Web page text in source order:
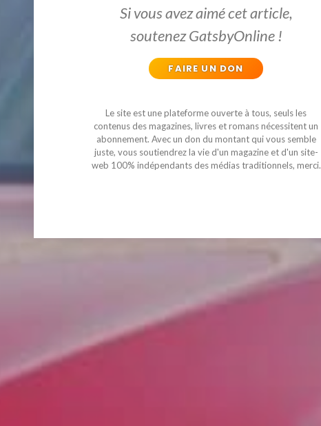
Si vous avez aimé cet article,
soutenez GatsbyOnline !
FAIRE UN DON
Le site est une plateforme ouverte à tous, seuls les
contenus des magazines, livres et romans nécessitent un
abonnement. Avec un don du montant qui vous semble
juste, vous soutiendrez la vie d'un magazine et d'un site-
web 100% indépendants des médias traditionnels, merci.